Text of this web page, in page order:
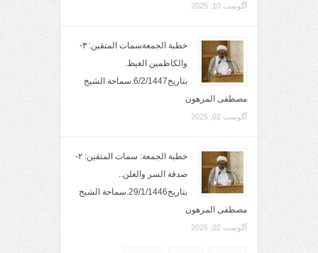
آگوست 10, 2025
خطبة الجمعةسمات المتقين: ٣-
والكاظمين الغيظ.
بتاريخ6/2/1447.سماحة الشيخ
مصطفى المرهون
آگوست 02, 2025
خطبة الجمعة: سمات المتقين: ٢-
صدقة السر والعلن..
بتاريخ29/1/1446.سماحة الشيخ
مصطفى المرهون
آگوست 02, 2025